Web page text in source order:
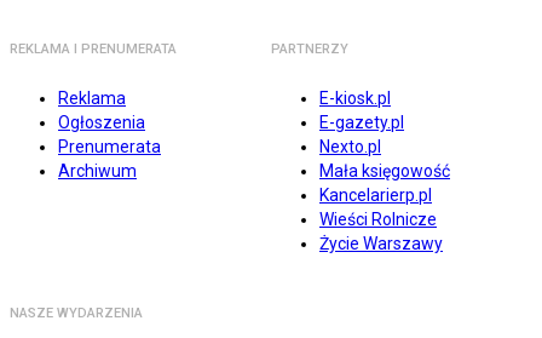
REKLAMA I PRENUMERATA
Reklama
Ogłoszenia
Prenumerata
Archiwum
PARTNERZY
E-kiosk.pl
E-gazety.pl
Nexto.pl
Mała księgowość
Kancelarierp.pl
Wieści Rolnicze
Życie Warszawy
NASZE WYDARZENIA